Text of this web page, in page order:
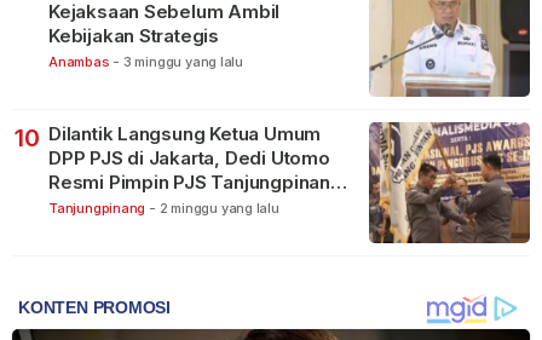
Kejaksaan Sebelum Ambil
Kebijakan Strategis
Anambas - 3 minggu yang lalu
10 Dilantik Langsung Ketua Umum
DPP PJS di Jakarta, Dedi Utomo
Resmi Pimpin PJS Tanjungpinang-
Bintan
Tanjungpinang - 2 minggu yang lalu